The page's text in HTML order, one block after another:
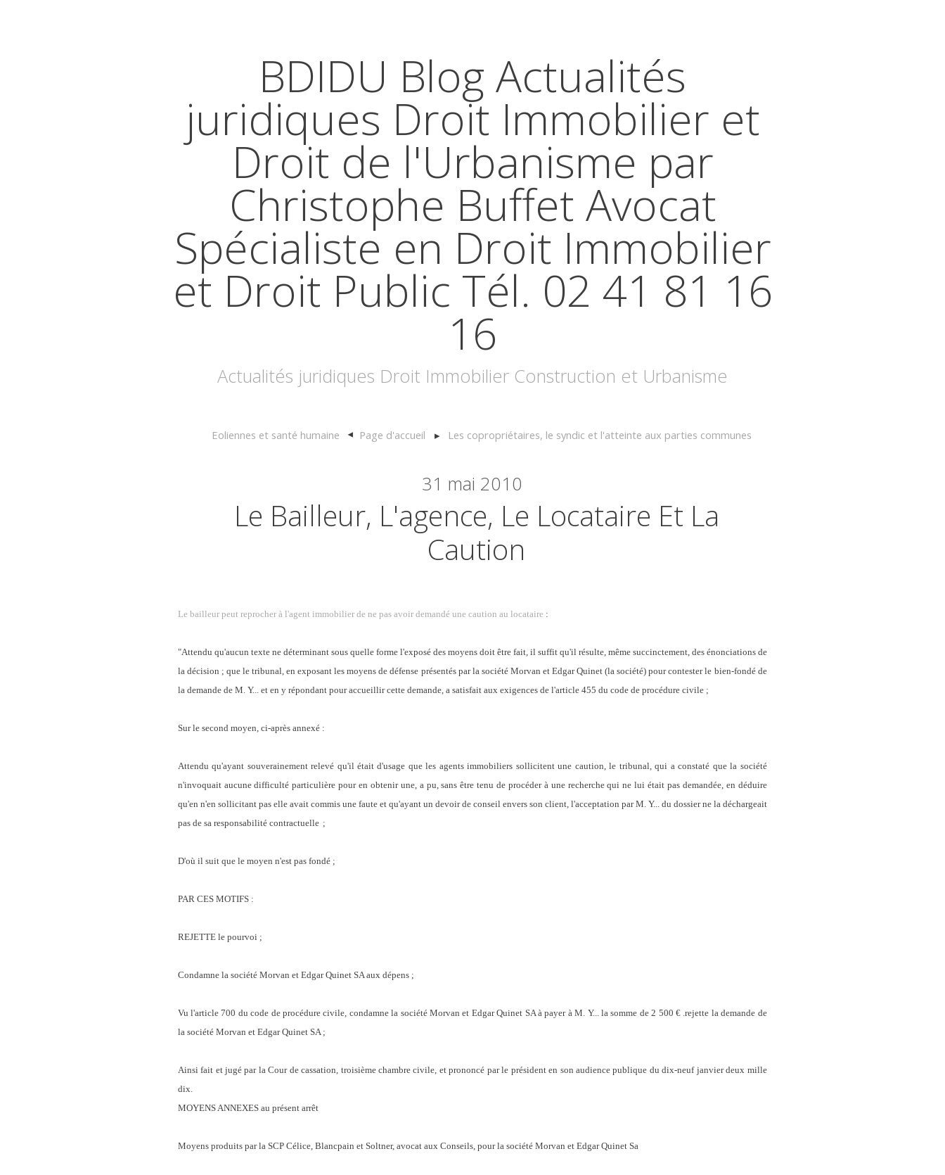
BDIDU Blog Actualités
juridiques Droit Immobilier et
Droit de l'Urbanisme par
Christophe Buffet Avocat
Spécialiste en Droit Immobilier
et Droit Public Tél. 02 41 81 16
16
Actualités juridiques Droit Immobilier Construction et Urbanisme
Eoliennes et santé humaine Page d'accueil Les copropriétaires, le syndic et l'atteinte aux parties communes
31 mai 2010
Le Bailleur, L'agence, Le Locataire Et La
Caution
Le bailleur peut reprocher à l'agent immobilier de ne pas avoir demandé une caution au locataire :
"Attendu qu'aucun texte ne déterminant sous quelle forme l'exposé des moyens doit être fait, il suffit qu'il résulte, même succinctement, des énonciations de
la décision ; que le tribunal, en exposant les moyens de défense présentés par la société Morvan et Edgar Quinet (la société) pour contester le bien-fondé de
la demande de M. Y... et en y répondant pour accueillir cette demande, a satisfait aux exigences de l'article 455 du code de procédure civile ;
Sur le second moyen, ci-après annexé :
Attendu qu'ayant souverainement relevé qu'il était d'usage que les agents immobiliers sollicitent une caution, le tribunal, qui a constaté que la société
n'invoquait aucune difficulté particulière pour en obtenir une, a pu, sans être tenu de procéder à une recherche qui ne lui était pas demandée, en déduire
qu'en n'en sollicitant pas elle avait commis une faute et qu'ayant un devoir de conseil envers son client, l'acceptation par M. Y... du dossier ne la déchargeait
pas de sa responsabilité contractuelle ;
D'où il suit que le moyen n'est pas fondé ;
PAR CES MOTIFS :
REJETTE le pourvoi ;
Condamne la société Morvan et Edgar Quinet SA aux dépens ;
Vu l'article 700 du code de procédure civile, condamne la société Morvan et Edgar Quinet SA à payer à M. Y... la somme de 2 500 € .rejette la demande de
la société Morvan et Edgar Quinet SA ;
Ainsi fait et jugé par la Cour de cassation, troisième chambre civile, et prononcé par le président en son audience publique du dix-neuf janvier deux mille
dix.
MOYENS ANNEXES au présent arrêt
Moyens produits par la SCP Célice, Blancpain et Soltner, avocat aux Conseils, pour la société Morvan et Edgar Quinet Sa